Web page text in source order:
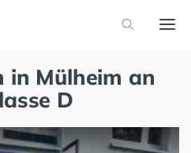
in Mülheim an
D